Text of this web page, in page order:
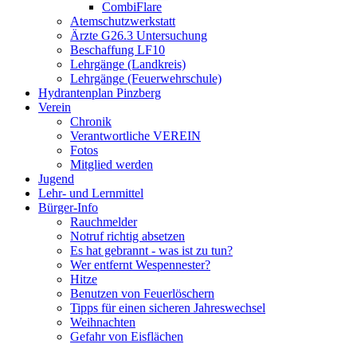
CombiFlare
Atemschutzwerkstatt
Ärzte G26.3 Untersuchung
Beschaffung LF10
Lehrgänge (Landkreis)
Lehrgänge (Feuerwehrschule)
Hydrantenplan Pinzberg
Verein
Chronik
Verantwortliche VEREIN
Fotos
Mitglied werden
Jugend
Lehr- und Lernmittel
Bürger-Info
Rauchmelder
Notruf richtig absetzen
Es hat gebrannt - was ist zu tun?
Wer entfernt Wespennester?
Hitze
Benutzen von Feuerlöschern
Tipps für einen sicheren Jahreswechsel
Weihnachten
Gefahr von Eisflächen